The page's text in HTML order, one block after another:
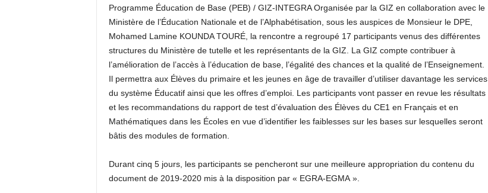
Programme Éducation de Base (PEB) / GIZ-INTEGRA Organisée par la GIZ en collaboration avec le
Ministère de l’Éducation Nationale et de l’Alphabétisation, sous les auspices de Monsieur le DPE,
Mohamed Lamine KOUNDA TOURÉ, la rencontre a regroupé 17 participants venus des différentes
structures du Ministère de tutelle et les représentants de la GIZ. La GIZ compte contribuer à
l’amélioration de l’accès à l’éducation de base, l’égalité des chances et la qualité de l’Enseignement.
Il permettra aux Élèves du primaire et les jeunes en âge de travailler d’utiliser davantage les services
du système Éducatif ainsi que les offres d’emploi. Les participants vont passer en revue les résultats
et les recommandations du rapport de test d’évaluation des Élèves du CE1 en Français et en
Mathématiques dans les Écoles en vue d’identifier les faiblesses sur les bases sur lesquelles seront
bâtis des modules de formation.
Durant cinq 5 jours, les participants se pencheront sur une meilleure appropriation du contenu du
document de 2019-2020 mis à la disposition par « EGRA-EGMA ».